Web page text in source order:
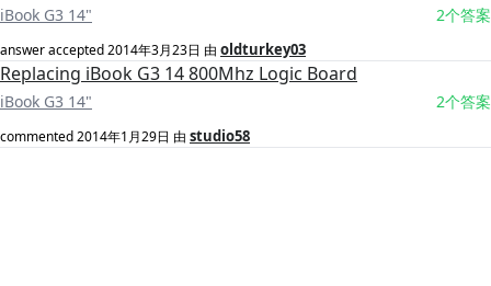
iBook G3 14" 2个答案
answer accepted2014年3月23日 由 oldturkey03
Replacing iBook G3 14 800Mhz Logic Board
iBook G3 14" 2个答案
commented2014年1月29日 由 studio58